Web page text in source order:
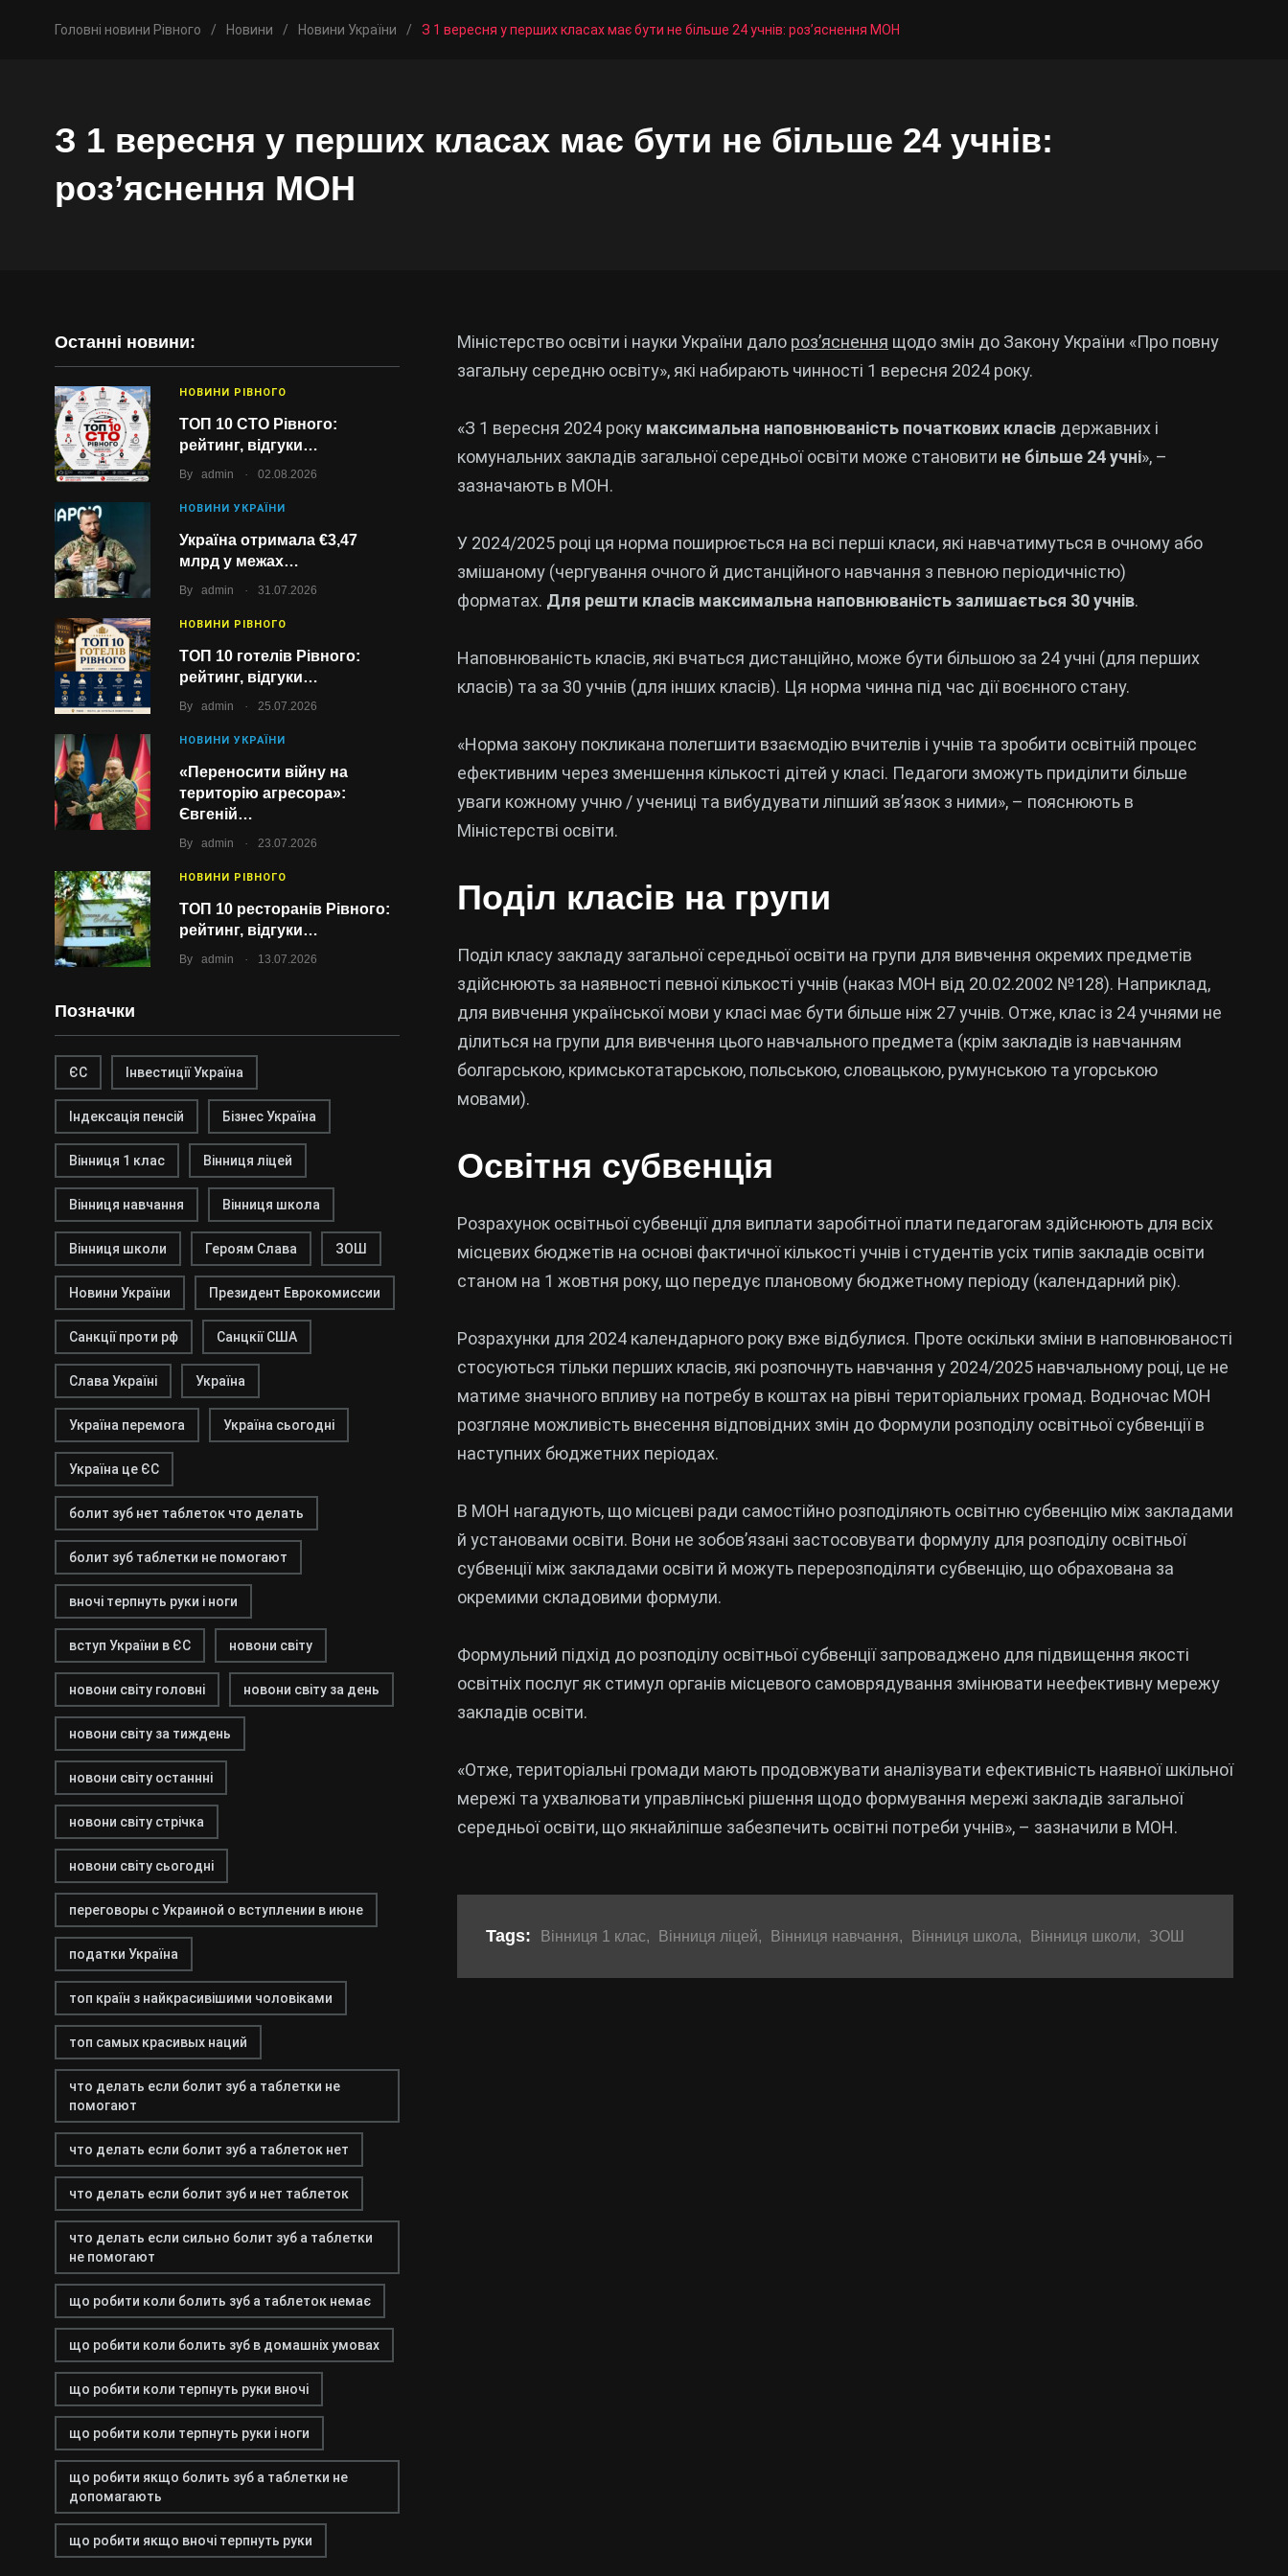
Головні новини Рівного / Новини / Новини України / З 1 вересня у перших класах має бути не більше 24 учнів: роз’яснення МОН
З 1 вересня у перших класах має бути не більше 24 учнів:
роз’яснення МОН
Останні новини:
НОВИНИ РІВНОГО
ТОП 10 СТО Рівного:
рейтинг, відгуки…
By admin . 02.08.2026
НОВИНИ УКРАЇНИ
Україна отримала €3,47
млрд у межах…
By admin . 31.07.2026
НОВИНИ РІВНОГО
ТОП 10 готелів Рівного:
рейтинг, відгуки…
By admin . 25.07.2026
НОВИНИ УКРАЇНИ
«Переносити війну на
територію агресора»:
Євгеній…
By admin . 23.07.2026
НОВИНИ РІВНОГО
ТОП 10 ресторанів Рівного:
рейтинг, відгуки…
By admin . 13.07.2026
Позначки
ЄС Інвестиції Україна
Індексація пенсій Бізнес Україна
Вінниця 1 клас Вінниця ліцей
Вінниця навчання Вінниця школа
Вінниця школи Героям Слава ЗОШ
Новини України Президент Еврокомиссии
Санкції проти рф Санцкії США
Слава Україні Україна
Україна перемога Україна сьогодні
Україна це ЄС
болит зуб нет таблеток что делать
болит зуб таблетки не помогают
вночі терпнуть руки і ноги
вступ України в ЄС новони світу
новони світу головні новони світу за день
новони світу за тиждень
новони світу останнні
новони світу стрічка
новони світу сьогодні
переговоры с Украиной о вступлении в июне
податки Україна
топ країн з найкрасивішими чоловіками
топ самых красивых наций
что делать если болит зуб а таблетки не
помогают
что делать если болит зуб а таблеток нет
что делать если болит зуб и нет таблеток
что делать если сильно болит зуб а таблетки
не помогают
що робити коли болить зуб а таблеток немає
що робити коли болить зуб в домашніх умовах
що робити коли терпнуть руки вночі
що робити коли терпнуть руки і ноги
що робити якщо болить зуб а таблетки не
допомагають
що робити якщо вночі терпнуть руки
Міністерство освіти і науки України дало роз’яснення щодо змін до Закону України «Про повну
загальну середню освіту», які набирають чинності 1 вересня 2024 року.
«З 1 вересня 2024 року максимальна наповнюваність початкових класів державних і
комунальних закладів загальної середньої освіти може становити не більше 24 учні», –
зазначають в МОН.
У 2024/2025 році ця норма поширюється на всі перші класи, які навчатимуться в очному або
змішаному (чергування очного й дистанційного навчання з певною періодичністю)
форматах. Для решти класів максимальна наповнюваність залишається 30 учнів.
Наповнюваність класів, які вчаться дистанційно, може бути більшою за 24 учні (для перших
класів) та за 30 учнів (для інших класів). Ця норма чинна під час дії воєнного стану.
«Норма закону покликана полегшити взаємодію вчителів і учнів та зробити освітній процес
ефективним через зменшення кількості дітей у класі. Педагоги зможуть приділити більше
уваги кожному учню / учениці та вибудувати ліпший зв’язок з ними», – пояснюють в
Міністерстві освіти.
Поділ класів на групи
Поділ класу закладу загальної середньої освіти на групи для вивчення окремих предметів
здійснюють за наявності певної кількості учнів (наказ МОН від 20.02.2002 №128). Наприклад,
для вивчення української мови у класі має бути більше ніж 27 учнів. Отже, клас із 24 учнями не
ділиться на групи для вивчення цього навчального предмета (крім закладів із навчанням
болгарською, кримськотатарською, польською, словацькою, румунською та угорською
мовами).
Освітня субвенція
Розрахунок освітньої субвенції для виплати заробітної плати педагогам здійснюють для всіх
місцевих бюджетів на основі фактичної кількості учнів і студентів усіх типів закладів освіти
станом на 1 жовтня року, що передує плановому бюджетному періоду (календарний рік).
Розрахунки для 2024 календарного року вже відбулися. Проте оскільки зміни в наповнюваності
стосуються тільки перших класів, які розпочнуть навчання у 2024/2025 навчальному році, це не
матиме значного впливу на потребу в коштах на рівні територіальних громад. Водночас МОН
розгляне можливість внесення відповідних змін до Формули розподілу освітньої субвенції в
наступних бюджетних періодах.
В МОН нагадують, що місцеві ради самостійно розподіляють освітню субвенцію між закладами
й установами освіти. Вони не зобов’язані застосовувати формулу для розподілу освітньої
субвенції між закладами освіти й можуть перерозподіляти субвенцію, що обрахована за
окремими складовими формули.
Формульний підхід до розподілу освітньої субвенції запроваджено для підвищення якості
освітніх послуг як стимул органів місцевого самоврядування змінювати неефективну мережу
закладів освіти.
«Отже, територіальні громади мають продовжувати аналізувати ефективність наявної шкільної
мережі та ухвалювати управлінські рішення щодо формування мережі закладів загальної
середньої освіти, що якнайліпше забезпечить освітні потреби учнів», – зазначили в МОН.
Tags: Вінниця 1 клас, Вінниця ліцей, Вінниця навчання, Вінниця школа, Вінниця школи, ЗОШ